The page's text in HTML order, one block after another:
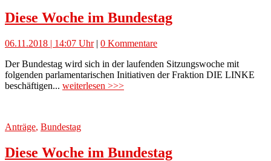
Diese Woche im Bundestag
06.11.2018 | 14:07 Uhr| 0 Kommentare
Der Bundestag wird sich in der laufenden Sitzungswoche mit
folgenden parlamentarischen Initiativen der Fraktion DIE LINKE
beschäftigen... weiterlesen >>>
Anträge, Bundestag
Diese Woche im Bundestag